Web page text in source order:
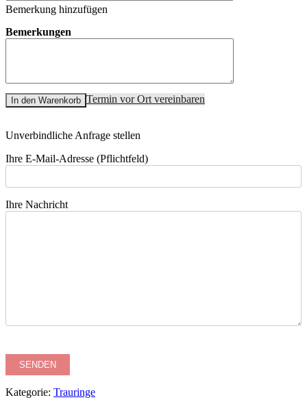
Bemerkung hinzufügen
Bemerkungen
In den Warenkorb Termin vor Ort vereinbaren
Unverbindliche Anfrage stellen
Ihre E-Mail-Adresse (Pflichtfeld)
Ihre Nachricht
Kategorie: Trauringe